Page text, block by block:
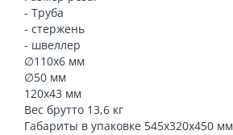
- Труба
- стержень
- швеллер
∅110х6 мм
∅50 мм
120х43 мм
Вес брутто 13,6 кг
Габариты в упаковке 545х320х450 мм